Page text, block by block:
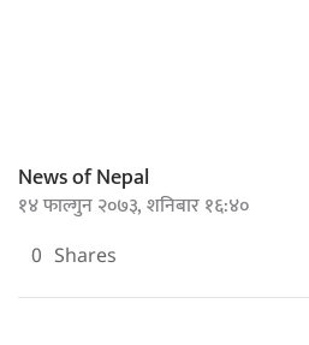
News of Nepal
१४ फाल्गुन २०७३, शनिबार १६:४०
0 Shares